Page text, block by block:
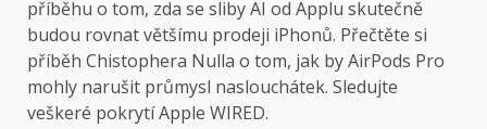
příběhu o tom, zda se sliby AI od Applu skutečně
budou rovnat většímu prodeji iPhonů. Přečtěte si
příběh Chistophera Nulla o tom, jak by AirPods Pro
mohly narušit průmysl naslouchátek. Sledujte
veškeré pokrytí Apple WIRED.